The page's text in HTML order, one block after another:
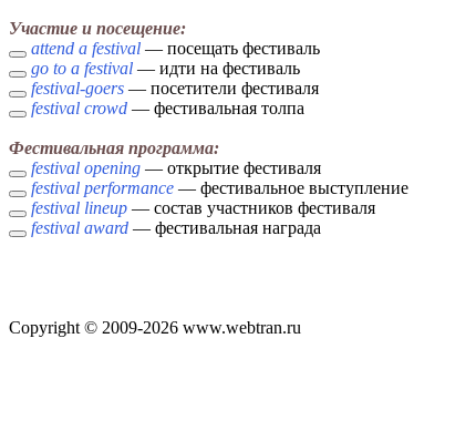
Участие и посещение:
attend a festival — посещать фестиваль
go to a festival — идти на фестиваль
festival-goers — посетители фестиваля
festival crowd — фестивальная толпа
Фестивальная программа:
festival opening — открытие фестиваля
festival performance — фестивальное выступление
festival lineup — состав участников фестиваля
festival award — фестивальная награда
Copyright © 2009-2026 www.webtran.ru